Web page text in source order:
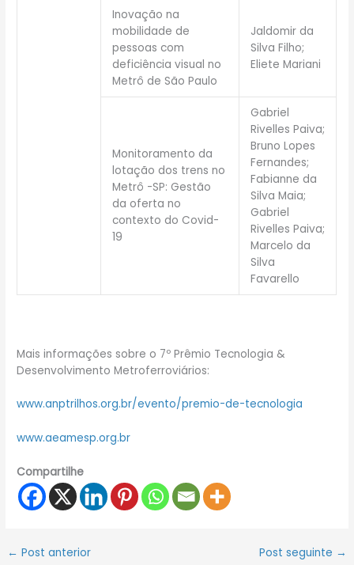
Inovação na
mobilidade de
pessoas com
deficiência visual no
Metrô de São Paulo
Jaldomir da
Silva Filho;
Eliete Mariani
Monitoramento da
lotação dos trens no
Metrô -SP: Gestão
da oferta no
contexto do Covid-
19
Gabriel
Rivelles Paiva;
Bruno Lopes
Fernandes;
Fabianne da
Silva Maia;
Gabriel
Rivelles Paiva;
Marcelo da
Silva
Favarello
Mais informações sobre o 7º Prêmio Tecnologia &
Desenvolvimento Metroferroviários:
www.anptrilhos.org.br/evento/premio-de-tecnologia
www.aeamesp.org.br
Compartilhe
← Post anterior Post seguinte →